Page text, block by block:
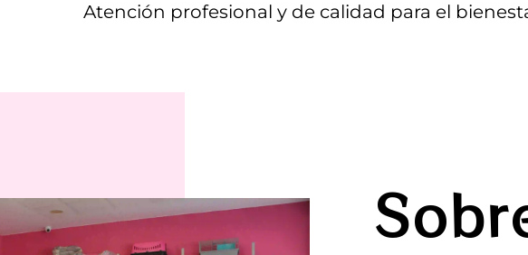
Atención profesional y de calidad para el